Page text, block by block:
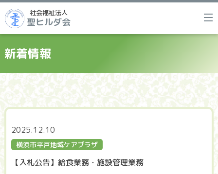
社会福祉法人
聖ヒルダ会
新着情報
2025.12.10
横浜市平戸地域ケアプラザ
【入札公告】給食業務・施設管理業務